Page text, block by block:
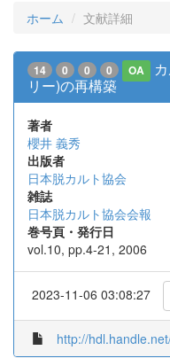
ホーム 文献詳細
14 0 0 0 OA
リー)の再構築
著者
櫻井 義秀
出版者
日本脱カルト協会
雑誌
日本脱カルト協会会報
巻号頁・発行日
vol.10, pp.4-21, 2006
2023-11-06 03:08:27
http://